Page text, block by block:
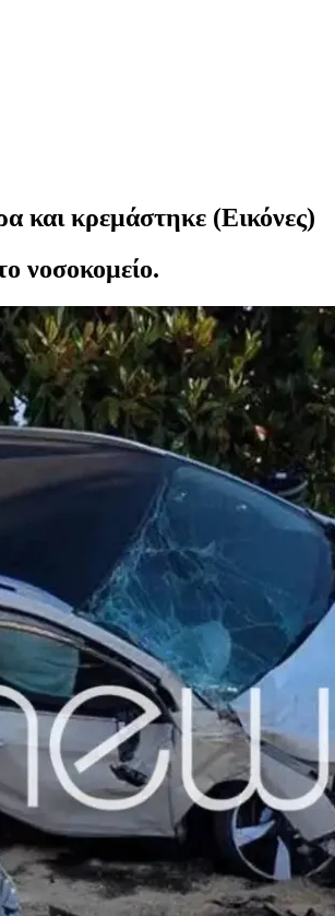
και κρεμάστηκε (Εικόνες)
νοσοκομείο.